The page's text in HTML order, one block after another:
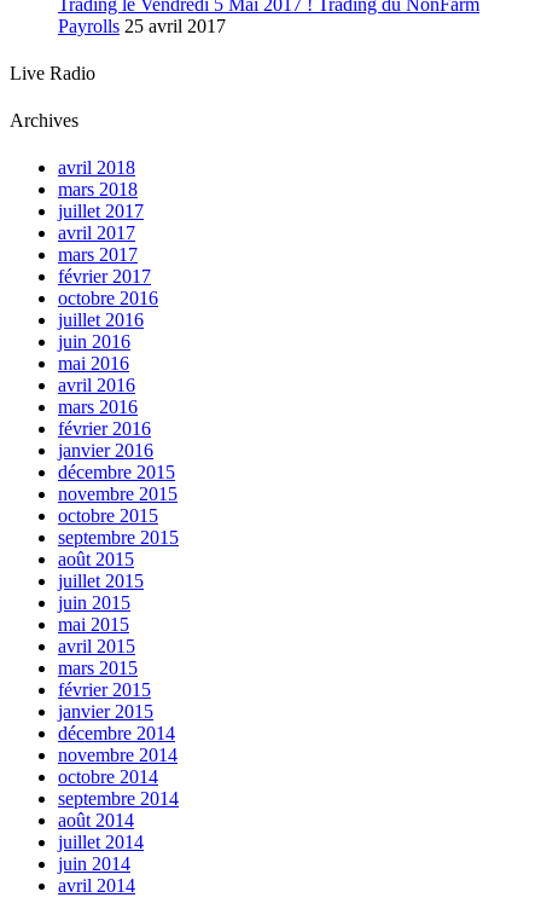
Payrolls 25 avril 2017
Live Radio
Archives
avril 2018
mars 2018
juillet 2017
avril 2017
mars 2017
février 2017
octobre 2016
juillet 2016
juin 2016
mai 2016
avril 2016
mars 2016
février 2016
janvier 2016
décembre 2015
novembre 2015
octobre 2015
septembre 2015
août 2015
juillet 2015
juin 2015
mai 2015
avril 2015
mars 2015
février 2015
janvier 2015
décembre 2014
novembre 2014
octobre 2014
septembre 2014
août 2014
juillet 2014
juin 2014
avril 2014